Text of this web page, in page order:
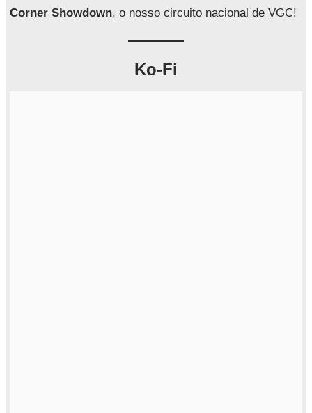
Corner Showdown, o nosso circuito nacional de VGC!
Ko-Fi